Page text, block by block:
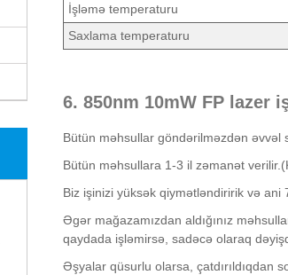
İşləmə temperaturu
Saxlama temperaturu
6. 850nm 10mW FP lazer
Bütün məhsullar göndərilməzdən əvvəl
Bütün məhsullara 1-3 il zəmanət
Biz işinizi yüksək qiymətləndiririk və
Əgər mağazamızdan aldığınız
qaydada işləmirsə, sadəcə olaraq
Əşyalar qüsurlu olarsa, çatdırıldıqdan